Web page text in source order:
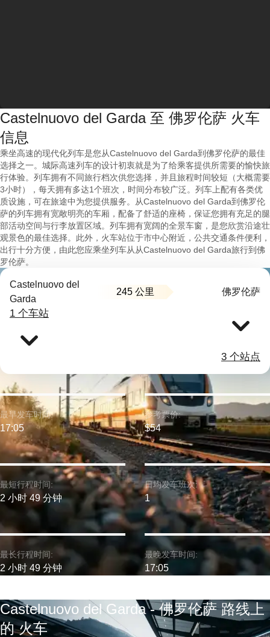
Castelnuovo del Garda 至 佛罗伦萨 火车
信息
乘坐高速的现代化列车是您从Castelnuovo del Garda到佛罗伦萨的最佳
选择之一。城际高速列车的设计初衷就是为了给乘客提供所需要的愉快旅
行体验。列车拥有不同旅行档次供您选择，并且旅程时间较短（大概需要
3小时），每天拥有多达1个班次，时间分布较广泛。列车上配有各类优
质设施，可在旅途中为您提供服务。从Castelnuovo del Garda到佛罗伦
萨的列车拥有宽敞明亮的车厢，配备了舒适的座椅，保证您拥有充足的腿
部活动空间与行李放置区域。列车拥有宽阔的全景车窗，是您欣赏沿途壮
观景色的最佳选择。此外，火车站位于市中心附近，公共交通条件便利，
出行十分方便，由此您应乘坐列车从从Castelnuovo del Garda旅行到佛
罗伦萨。
Castelnuovo del
Garda
245 公里 佛罗伦萨
1 个车站
3 个站点
最短行程时间:
2 小时 49 分钟
最早发车时间:
17:05
最长行程时间:
2 小时 49 分钟
参考票价:
$54
日均发车班次:
1
最晚发车时间:
17:05
Castelnuovo del Garda - 佛罗伦萨 路线上
的 火车